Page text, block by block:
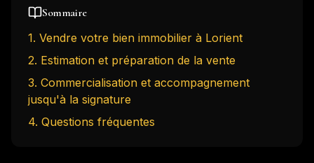
Sommaire
1. Vendre votre bien immobilier à Lorient
2. Estimation et préparation de la vente
3. Commercialisation et accompagnement
jusqu'à la signature
4. Questions fréquentes